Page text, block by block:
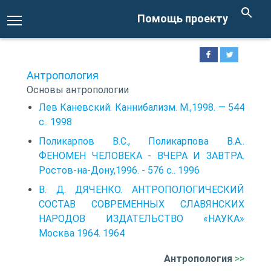
Помощь проекту
Антропология
Основы антропологии
Лев Каневский. Каннибализм. М.,1998. — 544
с.. 1998
Поликарпов B.C., Поликарпова В.А..
ФЕНОМЕН ЧЕЛОВЕКА - ВЧЕРА И ЗАВТРА.
Ростов-на-Дону,1996. - 576 с.. 1996
В. Д. ДЯЧЕНКО. АНТРОПОЛОГИЧЕСКИЙ
СОСТАВ СОВРЕМЕННЫХ СЛАВЯНСКИХ
НАРОДОВ ИЗДАТЕЛЬСТВО «НАУКА»
Москва 1964. 1964
Антропология >>